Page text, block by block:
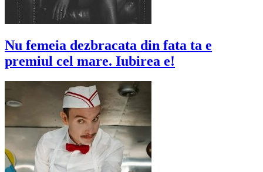
Nu femeia dezbracata din fata ta e
premiul cel mare. Iubirea e!